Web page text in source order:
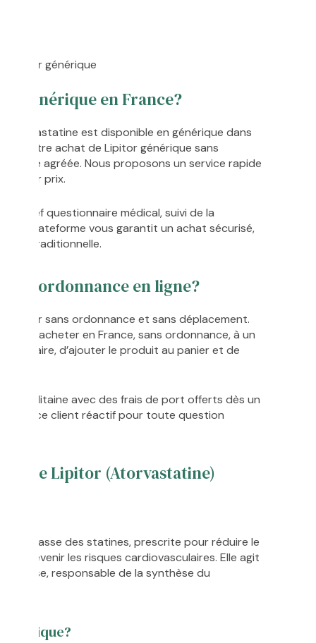
Lipitor générique
générique en France?
est disponible en générique dans
votre achat de Lipitor générique sans
agréée. Nous proposons un service rapide
prix.
un bref questionnaire médical, suivi de la
plateforme vous garantit un achat sécurisé,
traditionnelle.
ordonnance en ligne?
Lipitor sans ordonnance et sans déplacement.
d'acheter en France, sans ordonnance, à un
d’ajouter le produit au panier et de
avec des frais de port offerts dès un
service client réactif pour toute question
le Lipitor (Atorvastatine)
la classe des statines, prescrite pour réduire le
et prévenir les risques cardiovasculaires. Elle agit
responsable de la synthèse du